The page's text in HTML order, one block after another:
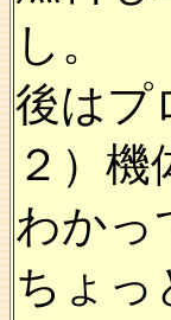
し。
後はプ
２）機
わかっ
ちょっ